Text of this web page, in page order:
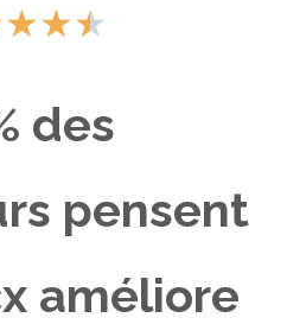
★★★
des
pensent
améliore